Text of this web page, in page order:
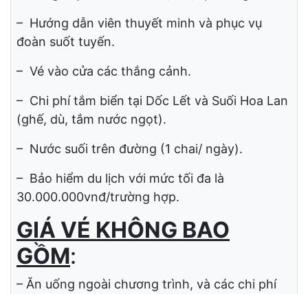
Khách sạn 3* : EDELE, ANGELLA, GOSIA
Khách sạn 4* : GREEN WORLD, ISEAN,
POSEIDON
– Ăn uống theo chương trình, được đổi món
thường xuyên theo ẩm thực địa phương.
– Hướng dẫn viên thuyết minh và phục vụ
đoàn suốt tuyến.
– Vé vào cửa các thắng cảnh.
– Chi phí tắm biển tại Dốc Lết và Suối Hoa Lan
(ghế, dù, tắm nước ngọt).
– Nước suối trên đường (1 chai/ ngày).
– Bảo hiểm du lịch với mức tối đa là